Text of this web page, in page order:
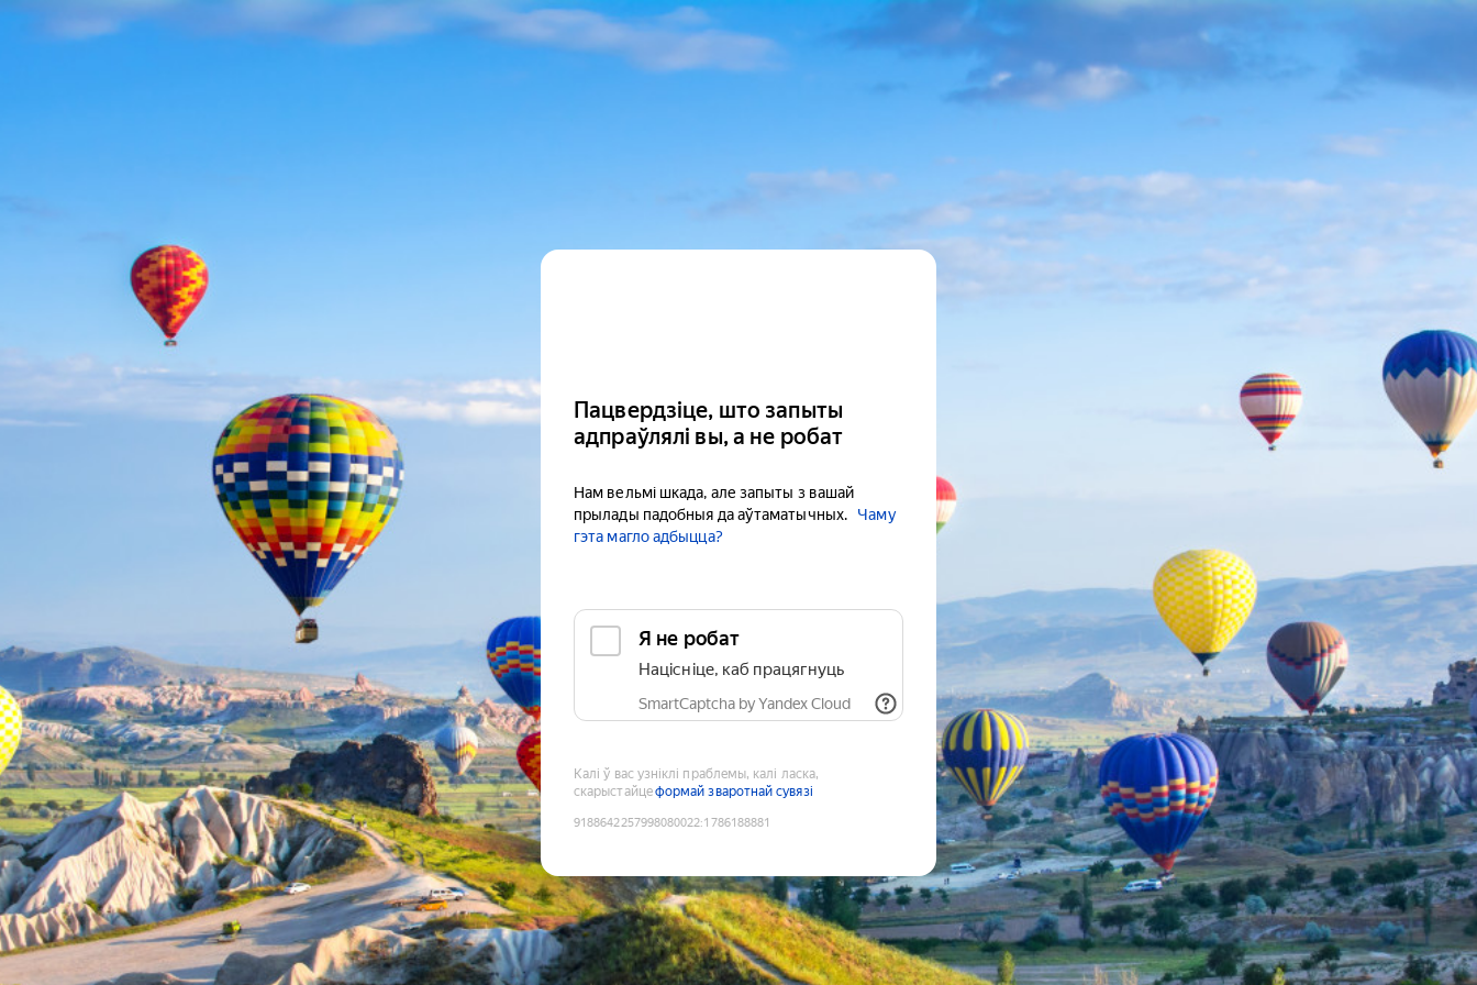
Пацвердзіце, што запыты
адпраўлялі вы, а не робат
Нам вельмі шкада, але запыты з вашай
прылады падобныя да аўтаматычных.
Чаму
гэта магло адбыцца?
Я не робат
Націсніце, каб працягнуць
SmartCaptcha by Yandex Cloud
Калі ў вас узніклі праблемы, калі ласка,
скарыстайцеформай зваротнай сувязі
9188642257998080022:1786188881